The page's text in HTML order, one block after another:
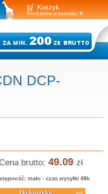
Koszyk
Produktów w koszyku: 0
DCP-
Cena brutto: 49.09 zł
mało - czas wysyłki 48h